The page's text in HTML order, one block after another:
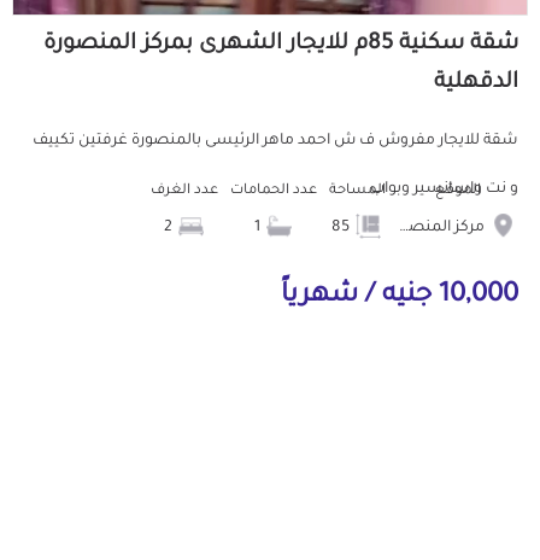
شقة سكنية 85م للايجار الشهرى بمركز المنصورة
الدقهلية
شقة للايجار مفروش ف ش احمد ماهر الرئيسى بالمنصورة غرفتين تكييف
و نت واسانسير وبواب
الموقع
مركز المنصورة
المساحة عدد الحمامات عدد الغرف
10,000 جنيه / شهرياً